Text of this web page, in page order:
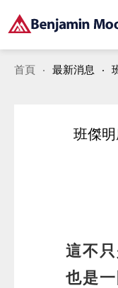
首頁 最新消息
班傑
這不
也是